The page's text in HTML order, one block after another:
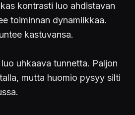
kontrasti luo ahdistavan
toiminnan dynamiikkaa.
kastuvansa.
uhkaava tunnetta. Paljon
mutta huomio pysyy silti